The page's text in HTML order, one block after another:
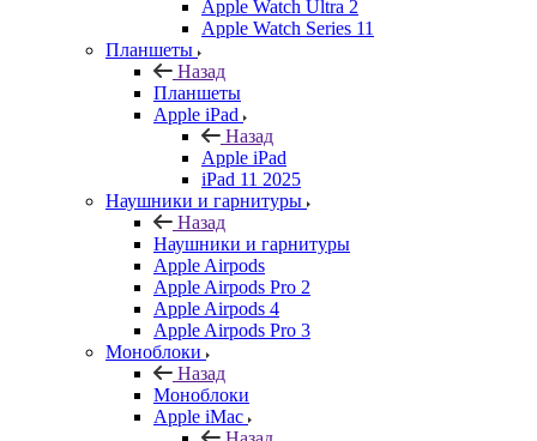
Apple Watch Ultra 2
Apple Watch Series 11
Планшеты
Назад
Планшеты
Apple iPad
Назад
Apple iPad
iPad 11 2025
Наушники и гарнитуры
Назад
Наушники и гарнитуры
Apple Airpods
Apple Airpods Pro 2
Apple Airpods 4
Apple Airpods Pro 3
Моноблоки
Назад
Моноблоки
Apple iMac